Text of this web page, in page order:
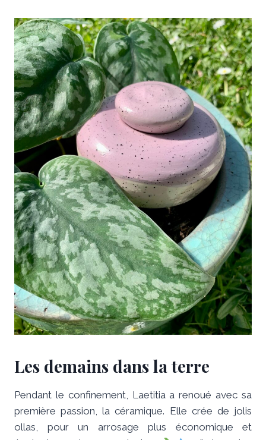
Les demains dans la terre
Pendant le confinement, Laetitia a renoué avec sa
première passion, la céramique. Elle crée de jolis
ollas, pour un arrosage plus économique et